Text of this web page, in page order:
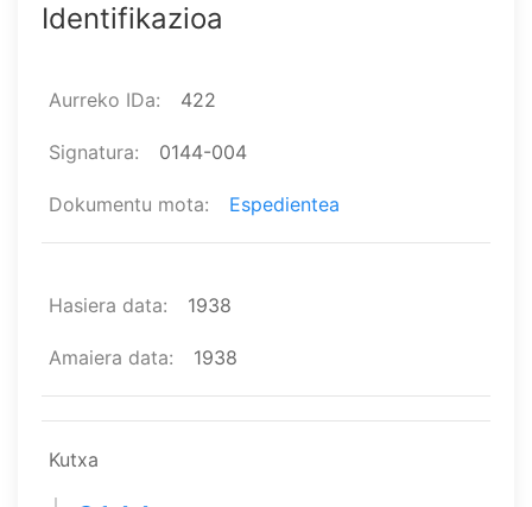
Identifikazioa
Aurreko IDa 422
Signatura 0144-004
Dokumentu mota Espedientea
Hasiera data 1938
Amaiera data 1938
Kutxa